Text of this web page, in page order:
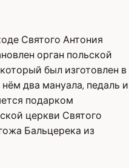
Святого Антония
орган польской
был изготовлен в
два мануала, педаль и
подарком
церкви Святого
Бальцерека из